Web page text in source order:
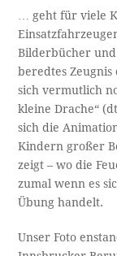
… geht für viele
Bilderbücher
beredtes
sich vermutlich
kleine Drache“
sich die
Kindern großer
zeigt – wo die
zumal wenn es
Übung handelt.
Unser Foto